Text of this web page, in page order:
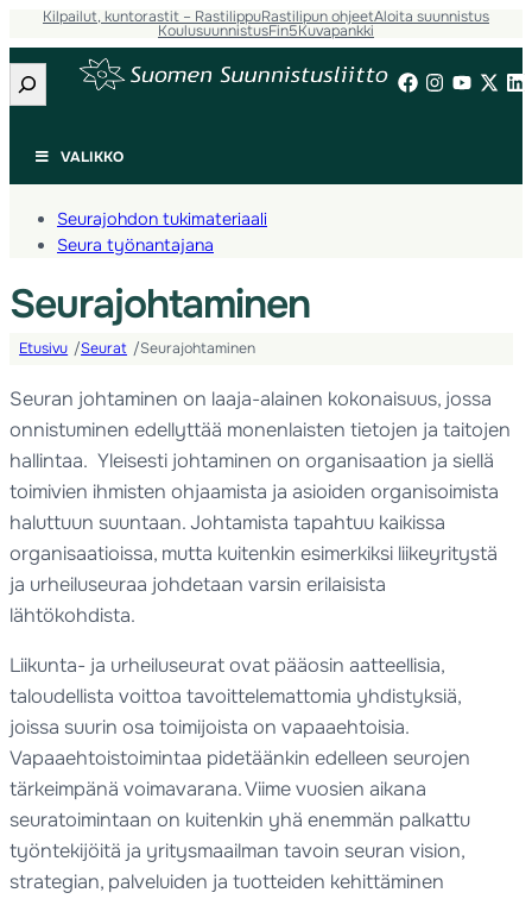
Kilpailut, kuntorastit – RastilippuRastilipun ohjeetAloita suunnistus
KoulusuunnistusFin5Kuvapankki
Etsi
VALIKKO
Seurajohdon tukimateriaali
Seura työnantajana
Seurajohtaminen
Etusivu /Seurat /Seurajohtaminen
Seuran johtaminen on laaja-alainen kokonaisuus, jossa
onnistuminen edellyttää monenlaisten tietojen ja taitojen
hallintaa. Yleisesti johtaminen on organisaation ja siellä
toimivien ihmisten ohjaamista ja asioiden organisoimista
haluttuun suuntaan. Johtamista tapahtuu kaikissa
organisaatioissa, mutta kuitenkin esimerkiksi liikeyritystä
ja urheiluseuraa johdetaan varsin erilaisista
lähtökohdista.
Liikunta- ja urheiluseurat ovat pääosin aatteellisia,
taloudellista voittoa tavoittelemattomia yhdistyksiä,
joissa suurin osa toimijoista on vapaaehtoisia.
Vapaaehtoistoimintaa pidetäänkin edelleen seurojen
tärkeimpänä voimavarana. Viime vuosien aikana
seuratoimintaan on kuitenkin yhä enemmän palkattu
työntekijöitä ja yritysmaailman tavoin seuran vision,
strategian, palveluiden ja tuotteiden kehittäminen